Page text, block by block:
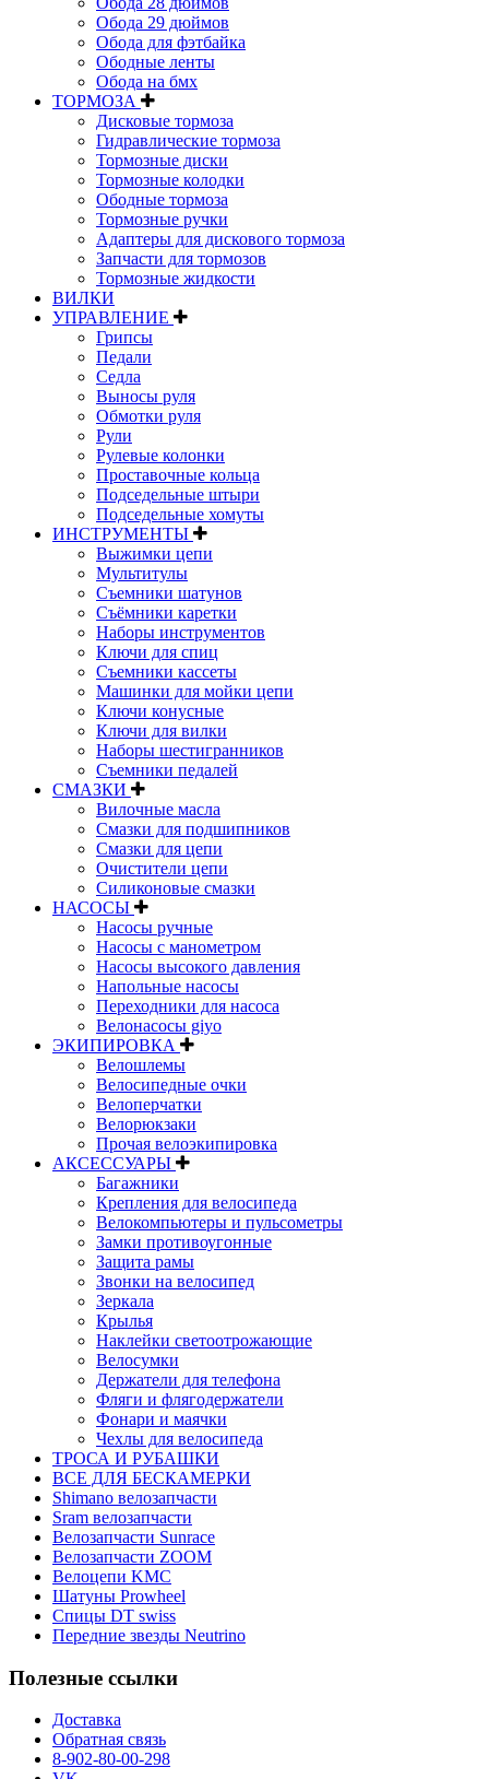
Обода 29 дюймов
Обода для фэтбайка
Ободные ленты
Обода на бмх
ТОРМОЗА
Дисковые тормоза
Гидравлические тормоза
Тормозные диски
Тормозные колодки
Ободные тормоза
Тормозные ручки
Адаптеры для дискового тормоза
Запчасти для тормозов
Тормозные жидкости
ВИЛКИ
УПРАВЛЕНИЕ
Грипсы
Педали
Седла
Выносы руля
Обмотки руля
Рули
Рулевые колонки
Проставочные кольца
Подседельные штыри
Подседельные хомуты
ИНСТРУМЕНТЫ
Выжимки цепи
Мультитулы
Съемники шатунов
Съёмники каретки
Наборы инструментов
Ключи для спиц
Съемники кассеты
Машинки для мойки цепи
Ключи конусные
Ключи для вилки
Наборы шестигранников
Съемники педалей
СМАЗКИ
Вилочные масла
Смазки для подшипников
Смазки для цепи
Очистители цепи
Силиконовые смазки
НАСОСЫ
Насосы ручные
Насосы с манометром
Насосы высокого давления
Напольные насосы
Переходники для насоса
Велонасосы giyo
ЭКИПИРОВКА
Велошлемы
Велосипедные очки
Велоперчатки
Велорюкзаки
Прочая велоэкипировка
АКСЕССУАРЫ
Багажники
Крепления для велосипеда
Велокомпьютеры и пульсометры
Замки противоугонные
Защита рамы
Звонки на велосипед
Зеркала
Крылья
Наклейки светоотрожающие
Велосумки
Держатели для телефона
Фляги и флягодержатели
Фонари и маячки
Чехлы для велосипеда
ТРОСА И РУБАШКИ
ВСЕ ДЛЯ БЕСКАМЕРКИ
Shimano велозапчасти
Sram велозапчасти
Велозапчасти Sunrace
Велозапчасти ZOOM
Велоцепи KMC
Шатуны Prowheel
Спицы DT swiss
Передние звезды Neutrino
Полезные ссылки
Доставка
Обратная связь
8-902-80-00-298